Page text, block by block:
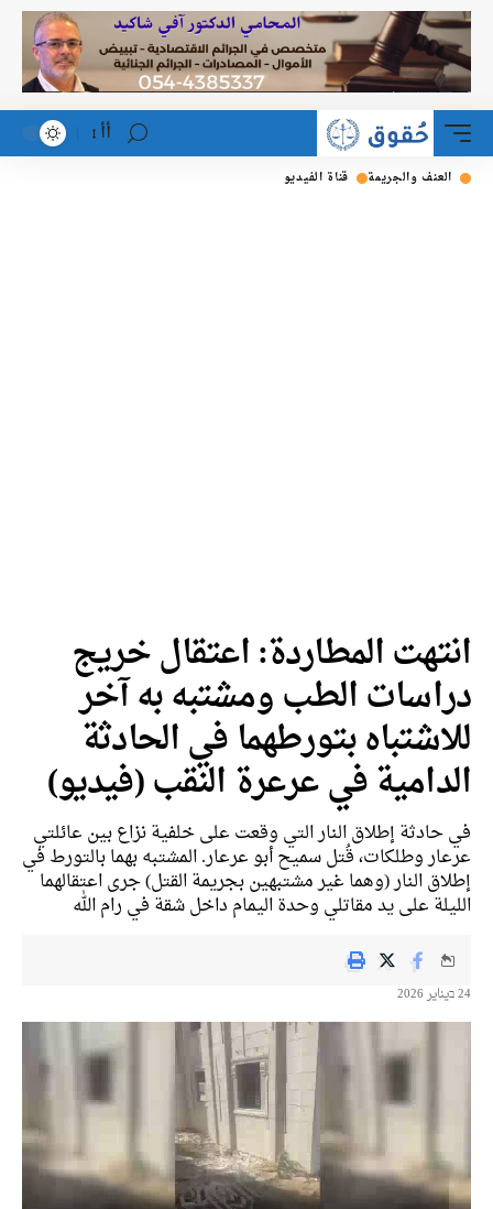
أأ
والجريمة قناة الفيديو
المطاردة: اعتقال خريج
الطب ومشتبه به آخر
بتورطهما في الحادثة
في عرعرة النقب (فيديو)
إطلاق النار التي وقعت على خلفية نزاع بين عائلتي
وطلكات، قُتل سميح أبو عرعار. المشتبه بهما بالتورط في
النار (وهما غير مشتبهين بجريمة القتل) جرى اعتقالهما
على يد مقاتلي وحدة اليمام داخل شقة في رام الله